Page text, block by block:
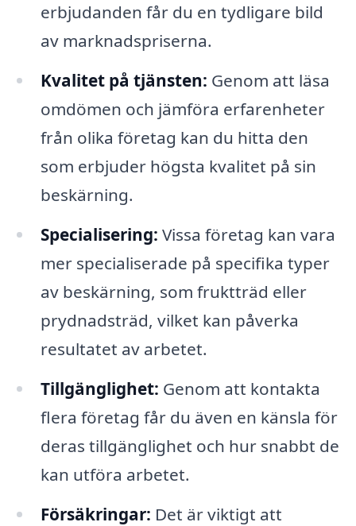
erbjudanden får du en tydligare bild
av marknadspriserna.
Kvalitet på tjänsten: Genom att läsa
omdömen och jämföra erfarenheter
från olika företag kan du hitta den
som erbjuder högsta kvalitet på sin
beskärning.
Specialisering: Vissa företag kan vara
mer specialiserade på specifika typer
av beskärning, som fruktträd eller
prydnadsträd, vilket kan påverka
resultatet av arbetet.
Tillgänglighet: Genom att kontakta
flera företag får du även en känsla för
deras tillgänglighet och hur snabbt de
kan utföra arbetet.
Försäkringar: Det är viktigt att